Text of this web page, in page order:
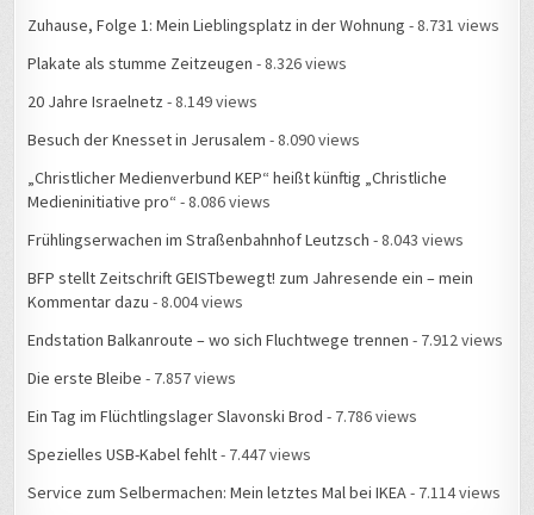
Zuhause, Folge 1: Mein Lieblingsplatz in der Wohnung - 8.731 views
Plakate als stumme Zeitzeugen - 8.326 views
20 Jahre Israelnetz - 8.149 views
Besuch der Knesset in Jerusalem - 8.090 views
„Christlicher Medienverbund KEP“ heißt künftig „Christliche
Medieninitiative pro“ - 8.086 views
Frühlingserwachen im Straßenbahnhof Leutzsch - 8.043 views
BFP stellt Zeitschrift GEISTbewegt! zum Jahresende ein – mein
Kommentar dazu - 8.004 views
Endstation Balkanroute – wo sich Fluchtwege trennen - 7.912 views
Die erste Bleibe - 7.857 views
Ein Tag im Flüchtlingslager Slavonski Brod - 7.786 views
Spezielles USB-Kabel fehlt- 7.447 views
Service zum Selbermachen: Mein letztes Mal bei IKEA- 7.114 views